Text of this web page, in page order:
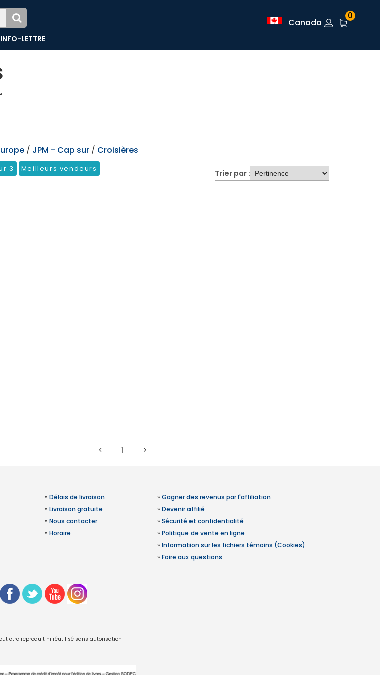
INFO-LETTRE
Canada
0
/ JPM - Cap sur / Croisières
3 Meilleurs vendeurs Trier par :
1
» Délais de livraison
» Livraison gratuite
» Nous contacter
» Horaire
» Gagner des revenus par l'affiliation
» Devenir affilié
» Sécurité et confidentialité
» Politique de vente en ligne
» Information sur les fichiers témoins (Cookies)
» Foire aux questions
être reproduit ni réutilisé sans autorisation